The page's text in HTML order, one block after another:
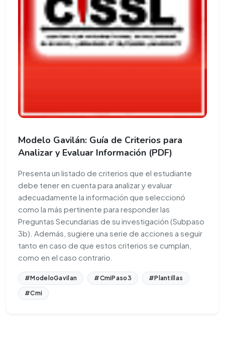
Modelo Gavilán: Guía de Criterios para
Analizar y Evaluar Información (PDF)
Presenta un listado de criterios que el estudiante
debe tener en cuenta para analizar y evaluar
adecuadamente la información que seleccionó
como la más pertinente para responder las
Preguntas Secundarias de su investigación (Subpaso
3b). Además, sugiere una serie de acciones a seguir
tanto en caso de que estos criterios se cumplan,
como en el caso contrario.
#ModeloGavilan #CmiPaso3
#Plantillas
#Cmi